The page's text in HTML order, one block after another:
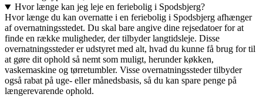
Hvor længe kan jeg leje en feriebolig i Spodsbjerg?
Hvor længe du kan overnatte i en feriebolig i Spodsbjerg afhænger
af overnatningsstedet. Du skal bare angive dine rejsedatoer for at
finde en række muligheder, der tilbyder langtidsleje. Disse
overnatningssteder er udstyret med alt, hvad du kunne få brug for til
at gøre dit ophold så nemt som muligt, herunder køkken,
vaskemaskine og tørretumbler. Visse overnatningssteder tilbyder
også rabat på uge- eller månedsbasis, så du kan spare penge på
længerevarende ophold.